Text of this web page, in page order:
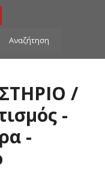
Αναζήτηση
/
-
-